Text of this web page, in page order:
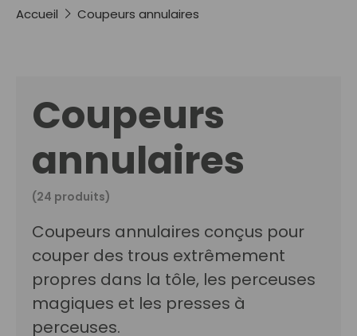
Accueil Coupeurs annulaires
Coupeurs
annulaires
(24 produits)
Coupeurs annulaires conçus pour
couper des trous extrêmement
propres dans la tôle, les perceuses
magiques et les presses à
perceuses.